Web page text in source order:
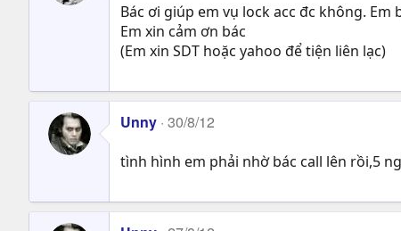
Bác ơi giúp em vụ lock acc đc không.
Em xin cảm ơn bác
(Em xin SDT hoặc yahoo để tiện liên lạc)
Unny 30/8/12
tình hình em phải nhờ bác call lên rồi,5